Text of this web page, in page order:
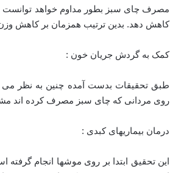
مصرف چای سبز بطور مداوم خواهد توانست
کاهش دهد. بدین ترتیب همزمان بر کاهش وزن
کمک به گردش جریان خون :
طبق تحقیقات بدست آمده چنین به نظر می
روی مردانی که چای سبز مصرف کرده اند
درمان بیماریهای کبدی :